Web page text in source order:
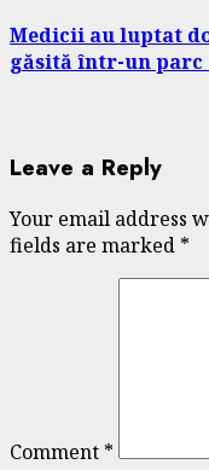
Medicii au luptat
găsită într-un
Leave a Reply
Your email address
fields are marked *
Comment *